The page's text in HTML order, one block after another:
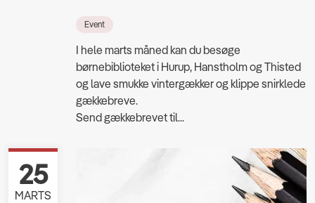
Event
I hele marts måned kan du besøge
børnebiblioteket i Hurup, Hanstholm og Thisted
og lave smukke vintergækker og klippe snirklede
gækkebreve.
Send gækkebrevet til...
25
MARTS